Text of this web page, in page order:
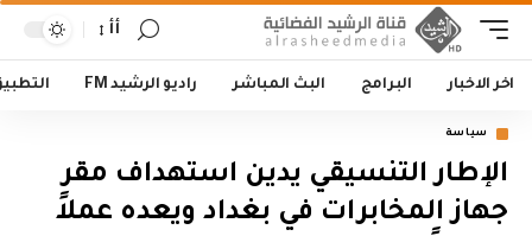
أأ
اخر الاخبار البرامج البث المباشر راديو الرشيد FM
سياسة
الإطار التنسيقي يدين استهداف مقر
جهاز المخابرات في بغداد ويعده عملاً